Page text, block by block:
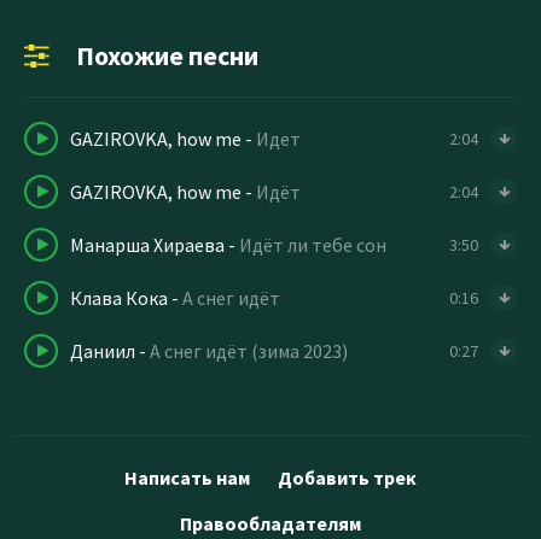
Похожие песни
GAZIROVKA, how me - Идет 2:04
GAZIROVKA, how me - Идёт 2:04
Манарша Хираева - Идёт ли тебе сон 3:50
Клава Кока - А снег идёт 0:16
Даниил - А снег идёт (зима 2023) 0:27
Написать нам
Добавить трек
Правообладателям